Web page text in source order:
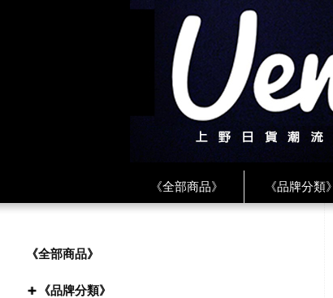
《全部商品》 《品牌分類》
★
《全部商品》
《品牌分類》